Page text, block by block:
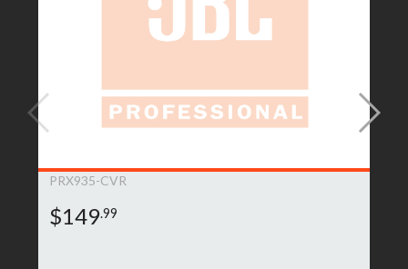
PRX935-CVR
$149.99